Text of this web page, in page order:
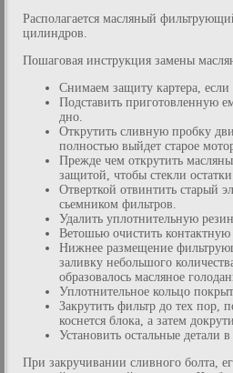
Располагается масляный
цилиндров.
Пошаговая инструкция замены
Снимаем защиту картера,
Подставить приготовленную
дно.
Открутить сливную пробку
полностью выйдет старое
Прежде чем открутить
защитой, чтобы стекли
Отверткой отвинтить старый
сьемником фильтров.
Удалить уплотнительную
Ветошью очистить контактную
Нижнее размещение
заливку небольшого
образовалось масляное
Уплотнительное кольцо
Закрутить фильтр до тех пор,
коснется блока, а затем
Установить остальные детали
При закручивании сливного болта,